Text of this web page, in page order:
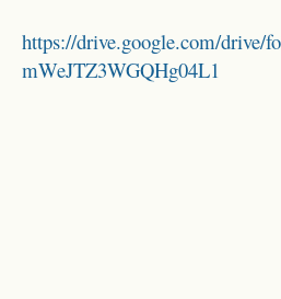
https://drive.google.com/drive/
mWeJTZ3WGQHg04L1